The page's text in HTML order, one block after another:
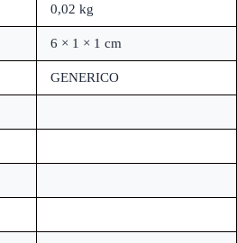
0,02 kg
6 × 1 × 1 cm
GENERICO